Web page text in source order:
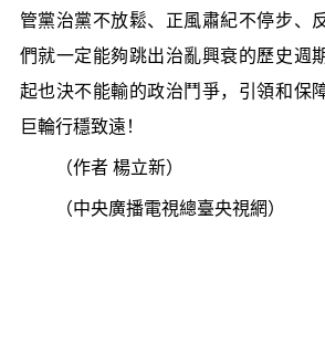
管黨治黨不放鬆、正風肅紀不停步、
們就一定能夠跳出治亂興衰的歷史週
起也決不能輸的政治鬥爭，引領和保
巨輪行穩致遠！
（作者 楊立新）
（中央廣播電視總臺央視網）